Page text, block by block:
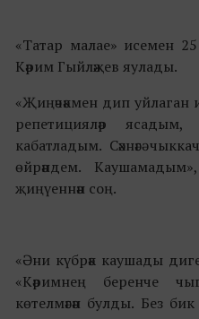
«Татар малае» исемен
Кәрим Гыйләҗев яулады.
«Җиңәчәкмен дип уйлаган
репетицияләр
кабатладым. Сәхнәгә
өйрәндем.
җиңүеннән соң.
«Әни күбрәк каушады
«Кәримнең беренче
көтелмәгән булды. Без